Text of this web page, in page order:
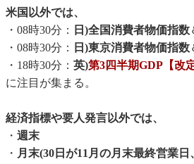
米国以外では、
・08時30分：
日)全国消費者物価指数
・08時30分：
日)東京消費者物価指数
・18時30分： 英)第3四半期GDP【改
に注目が集まる。
経済指標や要人発言以外では、
・ 週末
・ 月末(30日が11月の月末最終営業